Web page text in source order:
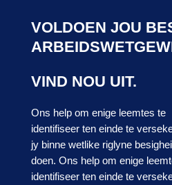
VOLDOEN JOU
VIND NOU UIT.
Ons help om enige leemtes te
identifiseer ten einde te
jy binne wetlike riglyne
doen. Ons help om enige
identifiseer ten einde te